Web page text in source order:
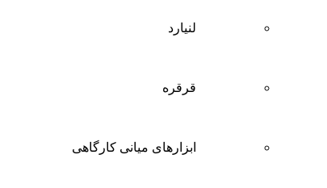
لنیارد
قرقره
ابزارهای میانی کارگاهی